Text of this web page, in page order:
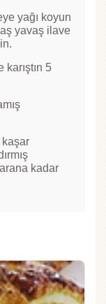
yağı koyun
yavaş ilave
5
kaşar
kadar